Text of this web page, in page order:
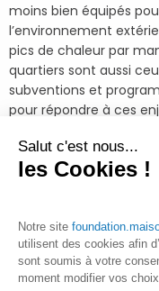
moins bien équipés
l’environnement
pics de chaleur par
quartiers sont aussi
subventions et
pour répondre à ces
aux changements
Communes démarre
Le projet a en effet
parcelles urbaines au
Seine-Saint-Denis en
constitué d’arbres, de
arbres fruits et des
nourriciers et ainsi
Salut c'est nous...
les Cookies !
Notre site
utilisent des cookies afin
sont soumis à votre
moment modifier vos